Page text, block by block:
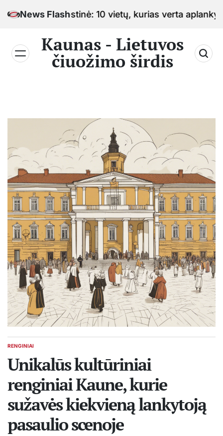
News Flash
sostinė: 10 vietų, kurias verta aplankyti
Kaunas - Lietuvos
čiuožimo širdis
POSTED
RENGINIAI
Unikalūs kultūriniai
renginiai Kaune, kurie
sužavės kiekvieną lankytoją
pasaulio scenoje